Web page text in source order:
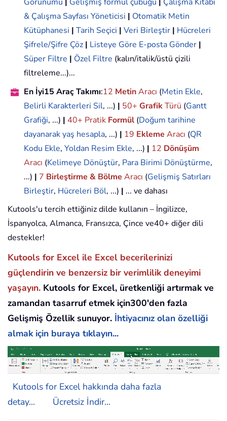
& Çalışma Sayfası Yöneticisi | Otomatik Metin
Kütüphanesi | Tarih Seçici | Veri Birleştir | Hücreleri
Şifrele/Şifre Çöz | Listeye Göre E-posta Gönder |
Süper Filtre | Özel Filtre (kalın/italik/üstü çizili
filtreleme...)...
En İyi15 Araç Takımı:12 MetinAracı (Metin Ekle,
Belirli Karakterleri Sil, ...) | 50+ GrafikTürü (Gantt
Grafiği, ...) | 40+ Pratik Formül (Doğum tarihine
dayanarak yaş hesapla, ...) | 19 Ekleme Aracı (QR
Kodu Ekle, Yoldan Resim Ekle, ...) | 12 Dönüşüm
Aracı (Kelimeye Dönüştür, Para Birimi Dönüştürme,
...) | 7 Birleştirme & Bölme Aracı (Gelişmiş Satırları
Birleştir, Hücreleri Böl, ...) | ... ve dahası
Kutools'u tercih ettiğiniz dilde kullanın – İngilizce,
İspanyolca, Almanca, Fransızca, Çince ve40+ diğer dili
destekler!
Kutools for Excel ile Excel becerilerinizi
güçlendirin ve benzersiz bir verimlilik deneyimi
yaşayın. Kutools for Excel, üretkenliği artırmak ve
zamandan tasarruf etmek için300'den fazla
Gelişmiş Özellik sunuyor. İhtiyacınız olan özelliği
almak için buraya tıklayın...
Kutools for Excel hakkında daha fazla
detay...
Ücretsiz İndir...